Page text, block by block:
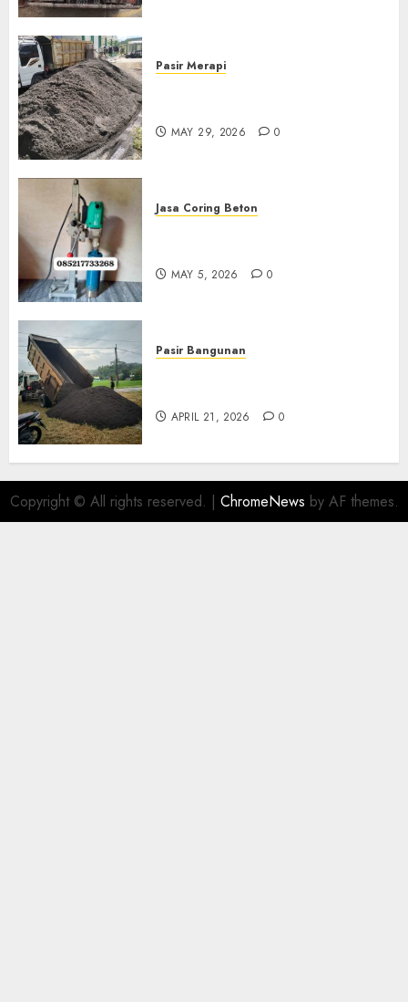
Pasir Merapi
MAY 29, 2026 0
Jasa Coring Beton
MAY 5, 2026 0
Pasir Bangunan
APRIL 21, 2026 0
Copyright © All rights reserved. | ChromeNews by AF themes.